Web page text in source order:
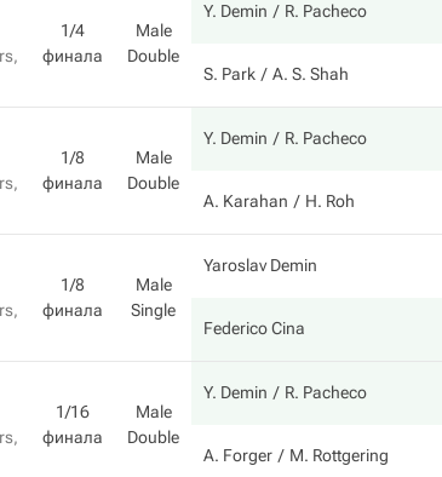
1/4
финала
Male
Double
Y. Demin R. Pacheco
S. Park A. S. Shah
1/8
финала
Male
Double
Y. Demin R. Pacheco
A. Karahan H. Roh
1/8
финала
Male
Single
Yaroslav Demin
Federico Cina
1/16
финала
Male
Double
Y. Demin R. Pacheco
A. Forger M. Rottgering